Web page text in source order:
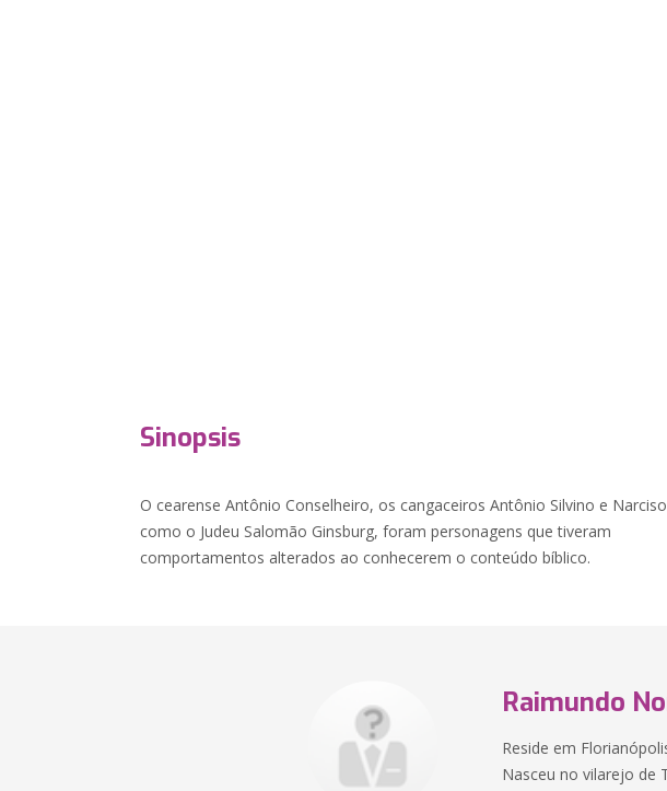
Sinopsis
O cearense Antônio Conselheiro, os cangaceiros Antônio Silvino e
como o Judeu Salomão Ginsburg, foram personagens que tiveram
comportamentos alterados ao conhecerem o conteúdo bíblico.
Raimundo
Reside em
Nasceu no vilarejo de